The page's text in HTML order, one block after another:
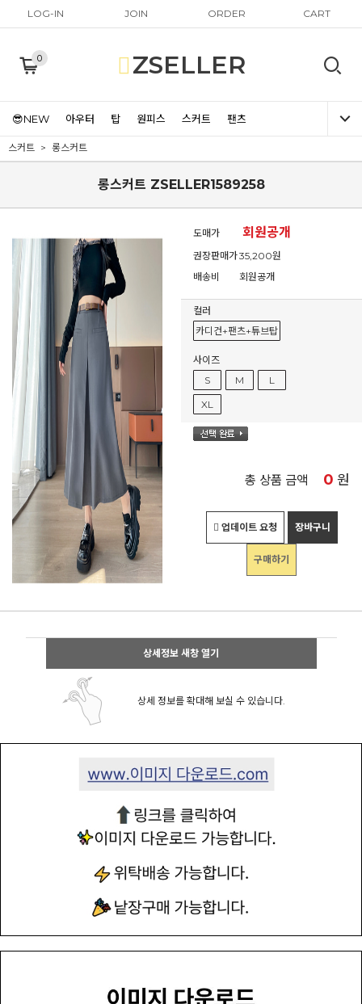
LOG-IN JOIN ORDER CART
0 ZSELLER
😎NEW 아우터 탑 원피스 스커트 팬츠
스커트 롱스커트
롱스커트 ZSELLER1589258
도매가 회원공개
권장판매가35,200원
배송비
회원공개
컬러
카디건+팬츠+튜브탑
사이즈
S
M
L
XL
총 상품 금액 0 원
업데이트 요청 장바구니
구매하기
상세정보 새창 열기
상세 정보를 확대해 보실 수 있습니다.